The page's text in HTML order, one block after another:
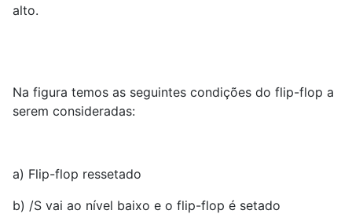
alto.
Na figura temos as seguintes condições do flip-flop a
serem consideradas:
a) Flip-flop ressetado
b) /S vai ao nível baixo e o flip-flop é setado